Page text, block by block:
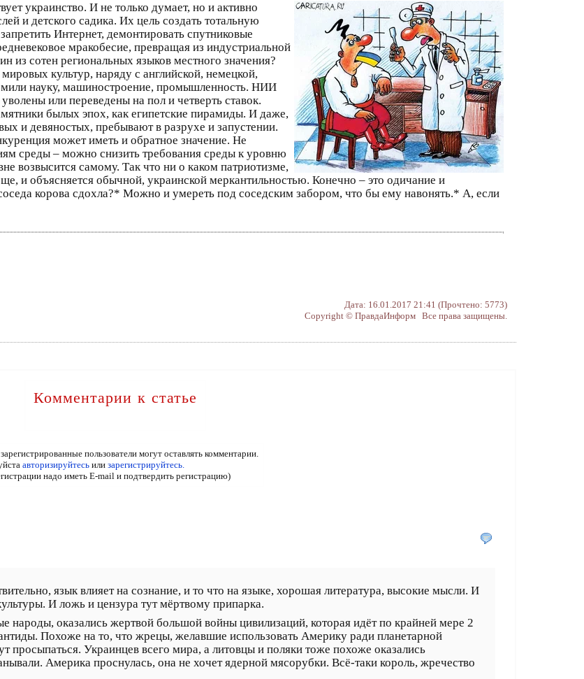
украинство. И не только думает, но и активно
и детского садика. Их цель создать тотальную
Интернет, демонтировать спутниковые
мракобесие, превращая из индустриальной
сотен региональных языков местного значения?
культур, наряду с английской, немецкой,
науку, машиностроение, промышленность. НИИ
или переведены на пол и четверть ставок.
былых эпох, как египетские пирамиды. И даже,
и девяностых, пребывают в разрухе и запустении.
может иметь и обратное значение. Не
среды – можно снизить требования среды к уровню
возвысится самому. Так что ни о каком патриотизме,
и объясняется обычной, украинской меркантильностью. Конечно – это одичание и
корова сдохла?* Можно и умереть под соседским забором, что бы ему навонять.* А, если
Дата: 16.01.2017 21:41 (Прочтено: 5773)
Copyright © ПравдаИнформ Все права защищены.
Комментарии к статье
пользователи могут оставлять комментарии.
авторизируйтесьили зарегистрируйтесь.
надо иметь E-mail и подтвердить регистрацию)
язык влияет на сознание, и то что на языке, хорошая литература, высокие мысли. И
И ложь и цензура тут мёртвому припарка.
оказались жертвой большой войны цивилизаций, которая идёт по крайней мере 2
Похоже на то, что жрецы, желавшие использовать Америку ради планетарной
просыпаться. Украинцев всего мира, а литовцы и поляки тоже похоже оказались
Америка проснулась, она не хочет ядерной мясорубки. Всё-таки король, жречество